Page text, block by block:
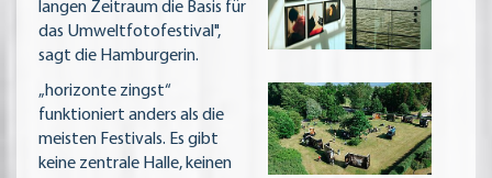
langen Zeitraum die Basis für
das Umweltfotofestival",
sagt die Hamburgerin.
„horizonte zingst“
funktioniert anders als die
meisten Festivals. Es gibt
keine zentrale Halle, keinen